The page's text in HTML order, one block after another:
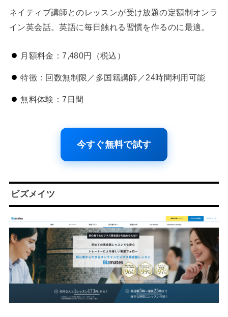
ネイティブ講師とのレッスンが受け放題の定額制オンラ
イン英会話。英語に毎日触れる習慣を作るのに最適。
月額料金：7,480円（税込）
特徴：回数無制限／多国籍講師／24時間利用可能
無料体験：7日間
今すぐ無料で試す
ビズメイツ